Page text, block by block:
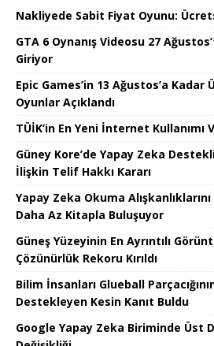
Nakliyede Sabit Fiyat Oyunu:
GTA 6 Oynanış Videosu 27
Giriyor
Epic Games’in 13 Ağustos’a
Oyunlar Açıklandı
TÜİK’in En Yeni İnternet Kullanımı
Güney Kore’de Yapay Zeka
İlişkin Telif Hakkı Kararı
Yapay Zeka Okuma
Daha Az Kitapla Buluşuyor
Güneş Yüzeyinin En Ayrıntılı
Çözünürlük Rekoru Kırıldı
Bilim İnsanları Glueball Parçacığının
Destekleyen Kesin Kanıt Buldu
Google Yapay Zeka Biriminde Üst